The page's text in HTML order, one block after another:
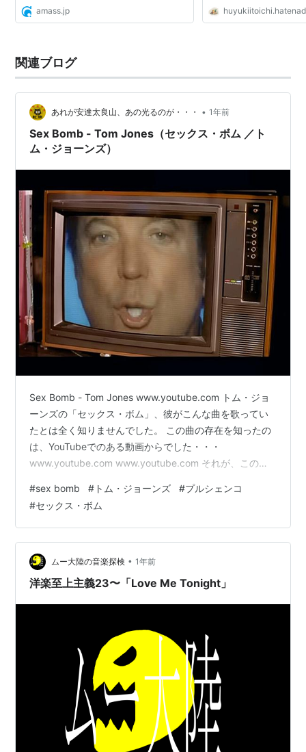
amass.jp
関連ブログ
あれが安達太良山、あの光るのが・・・ • 1年前
Sex Bomb - Tom Jones（セックス・ボム ／ト
ム・ジョーンズ）
Sex Bomb - Tom Jones www.youtube.com トム・ジョ
ーンズの「セックス・ボム」、彼がこんな曲を歌ってい
たとは全く知りませんでした。 この曲の存在を知ったの
は、YouTubeでのある動画からでした・・・
www.youtube.com www.youtube.com それが、この動
という題から容易に想像がつきますが、正しく和訳を知
っておこうと検索していて、とあるページにたどり着き
ました。 そこで発見したのは、ロシアのフギュアスケー
ター“エフゲニー・プルシェンコ”が2001-2002年の世界
フィギュアスケート…
#sex bomb # トム・ジョーンズ #プルシェンコ
#セックス・ボム
ムー大陸の音楽探検 • 1年前
洋楽至上主義23〜「Love Me Tonight」